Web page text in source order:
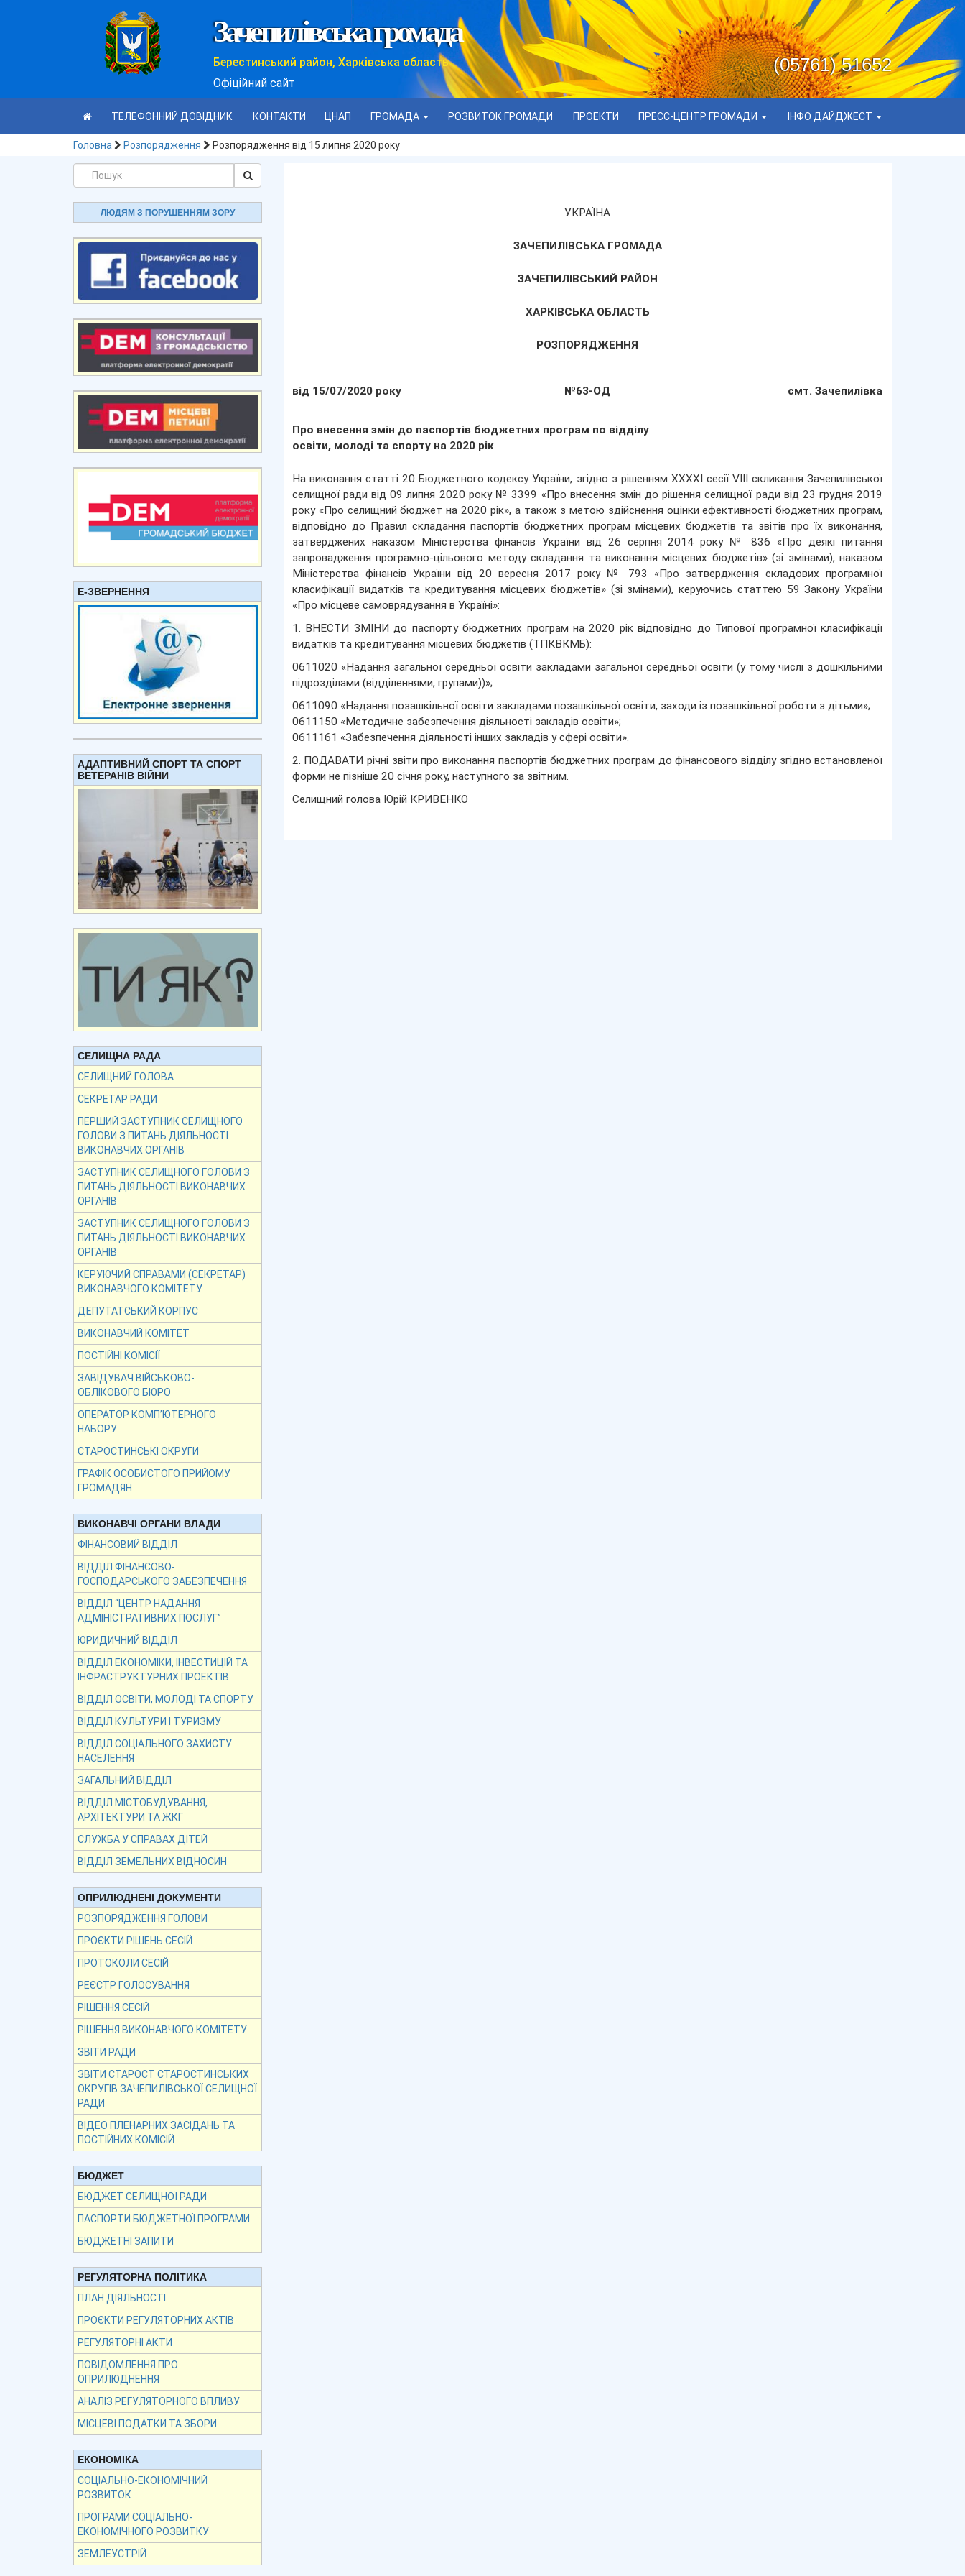
Зачепилівська громада
Берестинський район, Харківська область
Офіційний сайт
(05761) 51652
ТЕЛЕФОННИЙ ДОВІДНИК КОНТАКТИ ЦНАП ГРОМАДА РОЗВИТОК ГРОМАДИ ПРОЕКТИ ПРЕСС-ЦЕНТР ГРОМАДИ ІНФО ДАЙДЖЕСТ
Головна Розпорядження Розпорядження від 15 липня 2020 року
ЛЮДЯМ З ПОРУШЕННЯМ ЗОРУ
Е-ЗВЕРНЕННЯ
АДАПТИВНИЙ СПОРТ ТА СПОРТ
ВЕТЕРАНІВ ВІЙНИ
СЕЛИЩНА РАДА
СЕЛИЩНИЙ ГОЛОВА
СЕКРЕТАР РАДИ
ПЕРШИЙ ЗАСТУПНИК СЕЛИЩНОГО
ГОЛОВИ З ПИТАНЬ ДІЯЛЬНОСТІ
ВИКОНАВЧИХ ОРГАНІВ
ЗАСТУПНИК СЕЛИЩНОГО ГОЛОВИ З
ПИТАНЬ ДІЯЛЬНОСТІ ВИКОНАВЧИХ
ОРГАНІВ
ЗАСТУПНИК СЕЛИЩНОГО ГОЛОВИ З
ПИТАНЬ ДІЯЛЬНОСТІ ВИКОНАВЧИХ
ОРГАНІВ
КЕРУЮЧИЙ СПРАВАМИ (СЕКРЕТАР)
ВИКОНАВЧОГО КОМІТЕТУ
ДЕПУТАТСЬКИЙ КОРПУС
ВИКОНАВЧИЙ КОМІТЕТ
ПОСТІЙНІ КОМІСІЇ
ЗАВІДУВАЧ ВІЙСЬКОВО-
ОБЛІКОВОГО БЮРО
ОПЕРАТОР КОМП’ЮТЕРНОГО
НАБОРУ
СТАРОСТИНСЬКІ ОКРУГИ
ГРАФІК ОСОБИСТОГО ПРИЙОМУ
ГРОМАДЯН
ВИКОНАВЧІ ОРГАНИ ВЛАДИ
ФІНАНСОВИЙ ВІДДІЛ
ВІДДІЛ ФІНАНСОВО-
ГОСПОДАРСЬКОГО ЗАБЕЗПЕЧЕННЯ
ВІДДІЛ “ЦЕНТР НАДАННЯ
АДМІНІСТРАТИВНИХ ПОСЛУГ”
ЮРИДИЧНИЙ ВІДДІЛ
ВІДДІЛ ЕКОНОМІКИ, ІНВЕСТИЦІЙ ТА
ІНФРАСТРУКТУРНИХ ПРОЕКТІВ
ВІДДІЛ ОСВІТИ, МОЛОДІ ТА СПОРТУ
ВІДДІЛ КУЛЬТУРИ І ТУРИЗМУ
ВІДДІЛ СОЦІАЛЬНОГО ЗАХИСТУ
НАСЕЛЕННЯ
ЗАГАЛЬНИЙ ВІДДІЛ
ВІДДІЛ МІСТОБУДУВАННЯ,
АРХІТЕКТУРИ ТА ЖКГ
СЛУЖБА У СПРАВАХ ДІТЕЙ
ВІДДІЛ ЗЕМЕЛЬНИХ ВІДНОСИН
ОПРИЛЮДНЕНІ ДОКУМЕНТИ
РОЗПОРЯДЖЕННЯ ГОЛОВИ
ПРОЄКТИ РІШЕНЬ СЕСІЙ
ПРОТОКОЛИ СЕСІЙ
РЕЄСТР ГОЛОСУВАННЯ
РІШЕННЯ СЕСІЙ
РІШЕННЯ ВИКОНАВЧОГО КОМІТЕТУ
ЗВІТИ РАДИ
ЗВІТИ СТАРОСТ СТАРОСТИНСЬКИХ
ОКРУГІВ ЗАЧЕПИЛІВСЬКОЇ СЕЛИЩНОЇ
РАДИ
ВІДЕО ПЛЕНАРНИХ ЗАСІДАНЬ ТА
ПОСТІЙНИХ КОМІСІЙ
БЮДЖЕТ
БЮДЖЕТ СЕЛИЩНОЇ РАДИ
ПАСПОРТИ БЮДЖЕТНОЇ ПРОГРАМИ
БЮДЖЕТНІ ЗАПИТИ
РЕГУЛЯТОРНА ПОЛІТИКА
ПЛАН ДІЯЛЬНОСТІ
ПРОЄКТИ РЕГУЛЯТОРНИХ АКТІВ
РЕГУЛЯТОРНІ АКТИ
ПОВІДОМЛЕННЯ ПРО
ОПРИЛЮДНЕННЯ
АНАЛІЗ РЕГУЛЯТОРНОГО ВПЛИВУ
МІСЦЕВІ ПОДАТКИ ТА ЗБОРИ
ЕКОНОМІКА
СОЦІАЛЬНО-ЕКОНОМІЧНИЙ
РОЗВИТОК
ПРОГРАМИ СОЦІАЛЬНО-
ЕКОНОМІЧНОГО РОЗВИТКУ
ЗЕМЛЕУСТРІЙ
УКРАЇНА
ЗАЧЕПИЛІВСЬКА ГРОМАДА
ЗАЧЕПИЛІВСЬКИЙ РАЙОН
ХАРКІВСЬКА ОБЛАСТЬ
РОЗПОРЯДЖЕННЯ
від 15/07/2020 року №63-ОД смт. Зачепилівка
Про внесення змін до паспортів бюджетних програм по відділу
освіти, молоді та спорту на 2020 рік
На виконання статті 20 Бюджетного кодексу України, згідно з рішенням ХХXХІ сесії VIII скликання Зачепилівської
селищної ради від 09 липня 2020 року № 3399 «Про внесення змін до рішення селищної ради від 23 грудня 2019
року «Про селищний бюджет на 2020 рік», а також з метою здійснення оцінки ефективності бюджетних програм,
відповідно до Правил складання паспортів бюджетних програм місцевих бюджетів та звітів про їх виконання,
затверджених наказом Міністерства фінансів України від 26 серпня 2014 року № 836 «Про деякі питання
запровадження програмно-цільового методу складання та виконання місцевих бюджетів» (зі змінами), наказом
Міністерства фінансів України від 20 вересня 2017 року № 793 «Про затвердження складових програмної
класифікації видатків та кредитування місцевих бюджетів» (зі змінами), керуючись статтею 59 Закону України
«Про місцеве самоврядування в Україні»:
1. ВНЕСТИ ЗМІНИ до паспорту бюджетних програм на 2020 рік відповідно до Типової програмної класифікації
видатків та кредитування місцевих бюджетів (ТПКВКМБ):
0611020 «Надання загальної середньої освіти закладами загальної середньої освіти (у тому числі з дошкільними
підрозділами (відділеннями, групами))»;
0611090 «Надання позашкільної освіти закладами позашкільної освіти, заходи із позашкільної роботи з дітьми»;
0611150 «Методичне забезпечення діяльності закладів освіти»;
0611161 «Забезпечення діяльності інших закладів у сфері освіти».
2. ПОДАВАТИ річні звіти про виконання паспортів бюджетних програм до фінансового відділу згідно встановленої
форми не пізніше 20 січня року, наступного за звітним.
Селищний голова Юрій КРИВЕНКО